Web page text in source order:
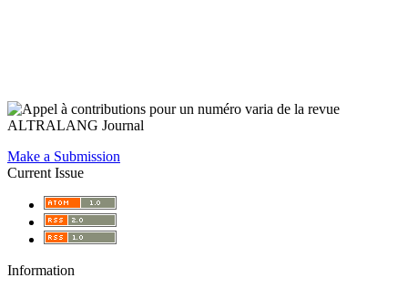
Make a Submission
Current Issue
Information